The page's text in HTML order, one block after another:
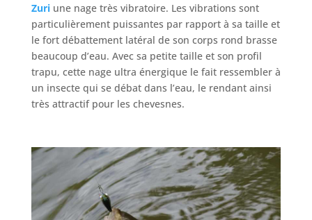
Zuri une nage très vibratoire. Les vibrations sont
particulièrement puissantes par rapport à sa taille et
le fort débattement latéral de son corps rond brasse
beaucoup d’eau. Avec sa petite taille et son profil
trapu, cette nage ultra énergique le fait ressembler à
un insecte qui se débat dans l’eau, le rendant ainsi
très attractif pour les chevesnes.